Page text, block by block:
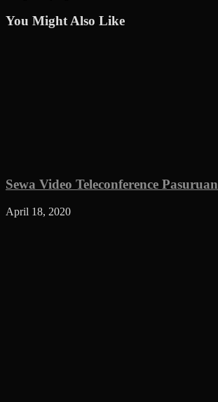
You Might Also Like
Sewa Video Teleconference Pasuruan
April 18, 2020